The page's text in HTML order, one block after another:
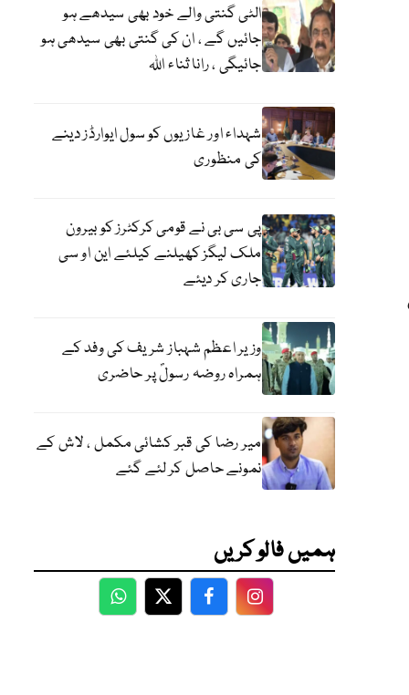
الٹی گنتی والے خود بھی سیدھے ہو
جائیں گے ، ان کی گنتی بھی سیدھی ہو
جائیگی ، رانا ثناء اللہ
شہداء اور غازیوں کو سول ایوارڈز دینے
کی منظوری
پی سی بی نے قومی کرکٹرز کو بیرون
ملک لیگز کھیلنے کیلئے این او سی
جاری کر دیئے
وزیر اعظم شہباز شریف کی وفد کے
ہمراہ روضہ رسولؐ پر حاضری
میر رضا کی قبر کشائی مکمل ، لاش کے
نمونے حاصل کر لئے گئے
ہمیں فالو کریں
WhatsApp
TwitterFacebookFacebook